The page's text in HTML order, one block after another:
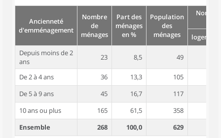
Ancienneté
d'emménagement
Nombre
de
ménages
Part des
ménages
en %
Population
des
ménages
logement
Depuis moins de 2
ans
23 8,5 49
De 2 à 4 ans 36 13,3 105
De 5 à 9 ans
45 16,7 117
10 ans ou plus
165 61,5 358
Ensemble
268 100,0 629